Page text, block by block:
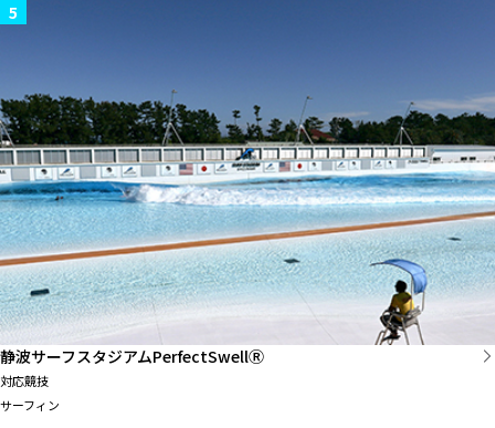
5
静波サーフスタジアムPerfectSwellⓇ
対応競技
サーフィン